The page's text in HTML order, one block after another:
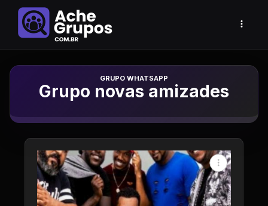
Grupo de Whatsapp
Grupo novas amizades